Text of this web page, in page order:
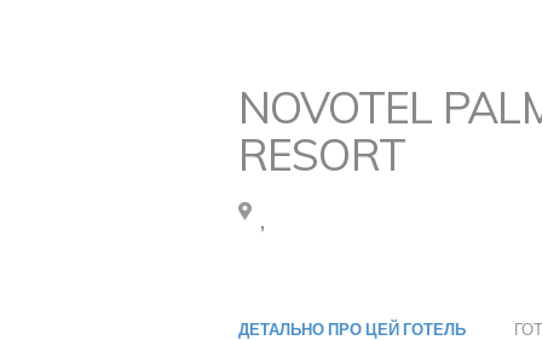
NOVOTEL
RESORT
,
ДЕТАЛЬНО ПРО ЦЕЙ ГОТЕЛЬ